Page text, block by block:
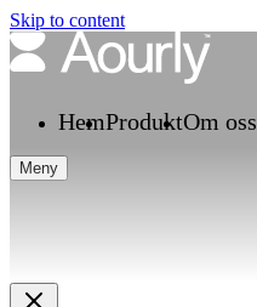
Skip to content
HemProduktOm oss
Meny